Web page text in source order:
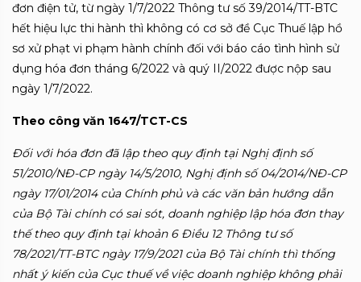
đơn điện tử, từ ngày 1/7/2022 Thông tư số 39/2014/TT-BTC
hết hiệu lực thi hành thì không có cơ sở đề Cục Thuế lập hồ
sơ xử phạt vi phạm hành chính đối với báo cáo tình hình sử
dụng hóa đơn tháng 6/2022 và quý II/2022 được nộp sau
ngày 1/7/2022.
Theo công văn 1647/TCT-CS
Đối với hóa đơn đã lập theo quy định tại Nghị định số
51/2010/NĐ-CP ngày 14/5/2010, Nghị định số 04/2014/NĐ-CP
ngày 17/01/2014 của Chính phủ và các văn bản hướng dẫn
của Bộ Tài chính có sai sót, doanh nghiệp lập hóa đơn thay
thế theo quy định tại khoản 6 Điều 12 Thông tư số
78/2021/TT-BTC ngày 17/9/2021 của Bộ Tài chính thì thống
nhất ý kiến của Cục thuế về việc doanh nghiệp không phải